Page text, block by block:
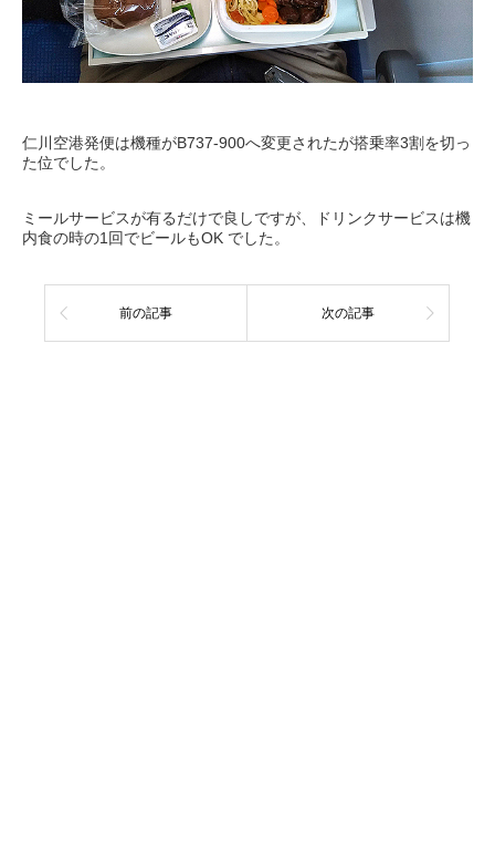
仁川空港発便は機種がB737-900へ変更されたが搭乗率3割を切っ
た位でした。
ミールサービスが有るだけで良しですが、ドリンクサービスは機
内食の時の1回でビールもOK でした。
前の記事 次の記事